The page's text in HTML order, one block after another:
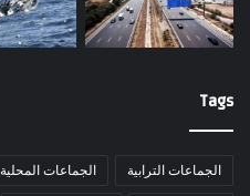
Tags
الجماعات الترابية الجماعات المحلية